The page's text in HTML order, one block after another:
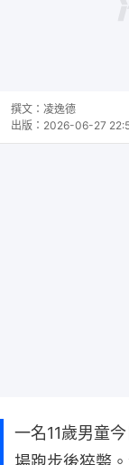
撰文： 凌逸德
出版： 2026-06-27
一名11歲男童